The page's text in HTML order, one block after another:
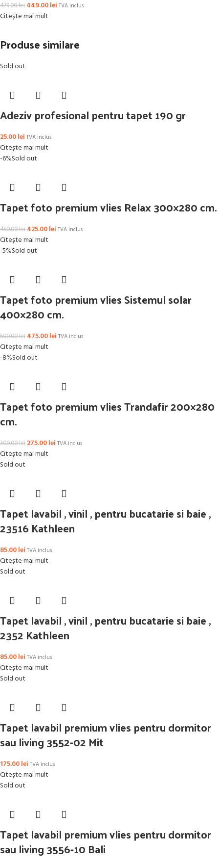
479.00lei 449.00lei TVA inclus
Citește mai mult
Produse similare
Sold out
Adeziv profesional pentru tapet 190 gr
25.00lei TVA inclus
Citește mai mult
-6%Sold out
Tapet foto premium vlies Relax 300×280 cm.
450.00lei 425.00lei TVA inclus
Citește mai mult
-5%Sold out
Tapet foto premium vlies Sistemul solar
400×280 cm.
500.00lei 475.00lei TVA inclus
Citește mai mult
-8%Sold out
Tapet foto premium vlies Trandafir 200×280
cm.
300.00lei 275.00lei TVA inclus
Citește mai mult
Sold out
Tapet lavabil , vinil , pentru bucatarie si baie ,
23516 Kathleen
85.00lei TVA inclus
Citește mai mult
Sold out
Tapet lavabil , vinil , pentru bucatarie si baie ,
2352 Kathleen
85.00lei TVA inclus
Citește mai mult
Sold out
Tapet lavabil premium vlies pentru dormitor
sau living 3552-02 Mit
175.00lei TVA inclus
Citește mai mult
Sold out
Tapet lavabil premium vlies pentru dormitor
sau living 3556-10 Bali